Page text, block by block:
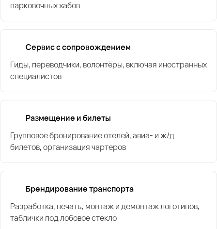
парковочных хабов
Сервис с сопровождением
Гиды, переводчики, волонтёры, включая иностранных
специалистов
Размещение и билеты
Групповое бронирование отелей, авиа- и ж/д
билетов, организация чартеров
Брендирование транспорта
Разработка, печать, монтаж и демонтаж логотипов,
таблички под лобовое стекло